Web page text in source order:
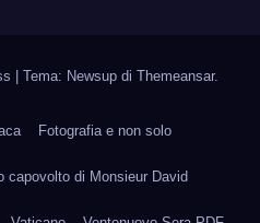
Tema: Newsup di Themeansar.
Fotografia e non solo
capovolto di Monsieur David